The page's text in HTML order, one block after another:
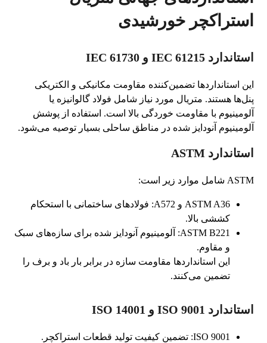
استراکچر خورشیدی
استاندارد IEC 61215 و IEC 61730
این استانداردها تضمین‌کننده مقاومت مکانیکی و الکتریکی
پنل‌ها هستند. متریال مورد نیاز شامل فولاد گالوانیزه یا
آلومینیوم با مقاومت خوردگی بالا است. استفاده از پوشش
آلومینیوم آنودایز شده در مناطق ساحلی بسیار توصیه می‌شود.
استاندارد ASTM
ASTM شامل موارد زیر است:
ASTM A36 و A572: فولادهای ساختمانی با استحکام
کششی بالا.
ASTM B221: آلومینیوم آنودایز شده برای سازه‌های سبک
و مقاوم.
این استانداردها مقاومت سازه در برابر بار باد و برف را
تضمین می‌کنند.
استاندارد ISO 9001 و ISO 14001
ISO 9001: تضمین کیفیت تولید قطعات استراکچر.